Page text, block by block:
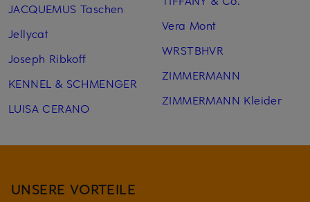
JACQUEMUS Taschen
Jellycat
Joseph Ribkoff
KENNEL & SCHMENGER
LUISA CERANO
Vera Mont
WRSTBHVR
ZIMMERMANN
ZIMMERMANN Kleider
UNSERE VORTEILE